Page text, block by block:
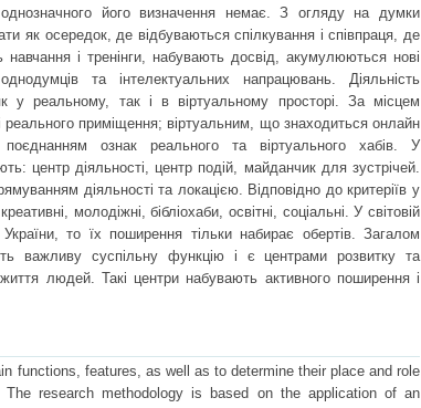
його визначення немає. З огляду на думки
як осередок, де відбуваються спілкування і співпраця, де
навчання і тренінги, набувають досвід, акумулюються нові
та інтелектуальних напрацювань. Діяльність
у реальному, так і в віртуальному просторі. За місцем
приміщення; віртуальним, що знаходиться онлайн
ознак реального та віртуального хабів. У
центр діяльності, центр подій, майданчик для зустрічей.
діяльності та локацією. Відповідно до критеріїв у
молодіжні, бібліохаби, освітні, соціальні. У світовій
то їх поширення тільки набирає обертів. Загалом
важливу суспільну функцію і є центрами розвитку та
людей. Такі центри набувають активного поширення і
functions, features, as well as to determine their place and role
research methodology is based on the application of an